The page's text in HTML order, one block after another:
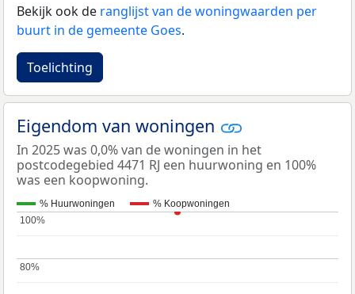
Bekijk ook de ranglijst van de woningwaarden per
buurt in de gemeente Goes.
Toelichting
Eigendom van woningen
In 2025 was 0,0% van de woningen in het
postcodegebied 4471 RJ een huurwoning en 100%
was een koopwoning.
% Huurwoningen % Koopwoningen
80%
80%
100%
100%